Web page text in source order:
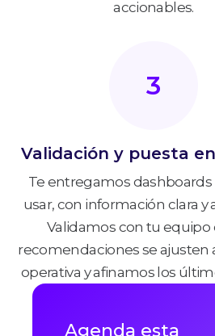
accionables.
3
Validación y puesta
Te entregamos dashboards
usar, con información clara y
Validamos con tu equipo
recomendaciones se ajusten
operativa y afinamos los
Agenda esta